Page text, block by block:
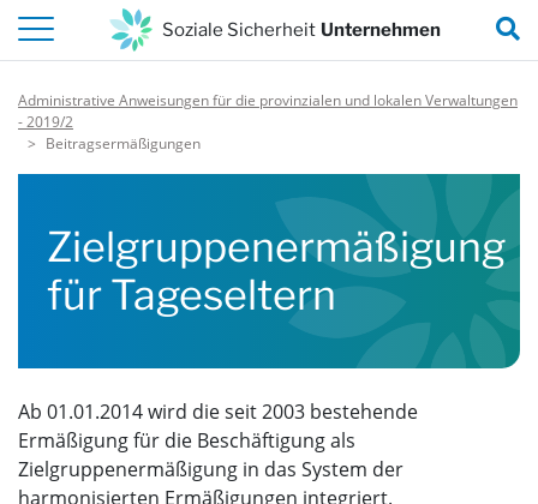
Zum Inhalt dieser Seite
Soziale Sicherheit Unternehmen
Administrative Anweisungen für die provinzialen und lokalen Verwaltungen
- 2019/2
Beitragsermäßigungen
Zielgruppenermäßigung
für Tageseltern
Ab 01.01.2014 wird die seit 2003 bestehende
Ermäßigung für die Beschäftigung als
Zielgruppenermäßigung in das System der
harmonisierten Ermäßigungen integriert.